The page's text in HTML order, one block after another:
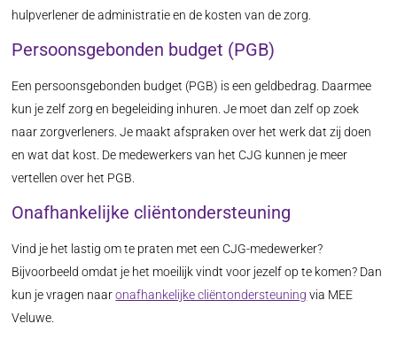
hulpverlener de administratie en de kosten van de zorg.
Persoonsgebonden budget (PGB)
Een persoonsgebonden budget (PGB) is een geldbedrag. Daarmee
kun je zelf zorg en begeleiding inhuren. Je moet dan zelf op zoek
naar zorgverleners. Je maakt afspraken over het werk dat zij doen
en wat dat kost. De medewerkers van het CJG kunnen je meer
vertellen over het PGB.
Onafhankelijke cliëntondersteuning
Vind je het lastig om te praten met een CJG-medewerker?
Bijvoorbeeld omdat je het moeilijk vindt voor jezelf op te komen? Dan
kun je vragen naaronafhankelijke cliëntondersteuning via MEE
Veluwe.